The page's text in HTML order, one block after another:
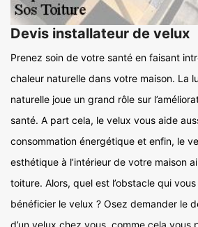
Devis installateur de velux
Prenez soin de votre santé en faisant
chaleur naturelle dans votre maison. La
naturelle joue un grand rôle sur
santé. A part cela, le velux vous aide
consommation énergétique et enfin, le
esthétique à l’intérieur de votre maison
toiture. Alors, quel est l’obstacle qui
bénéficier le velux ? Osez demander le
d’un velux chez vous, comme cela